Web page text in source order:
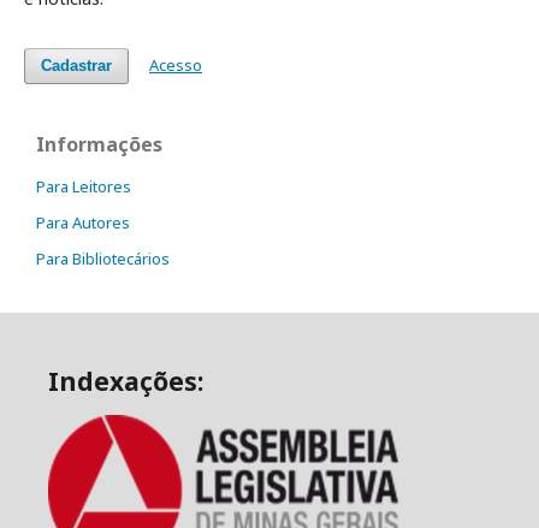
Cadastrar Acesso
Informações
Para Leitores
Para Autores
Para Bibliotecários
Indexações: